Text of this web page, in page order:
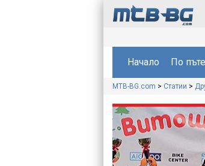
Начало По
MTB-BG.com > Статии >